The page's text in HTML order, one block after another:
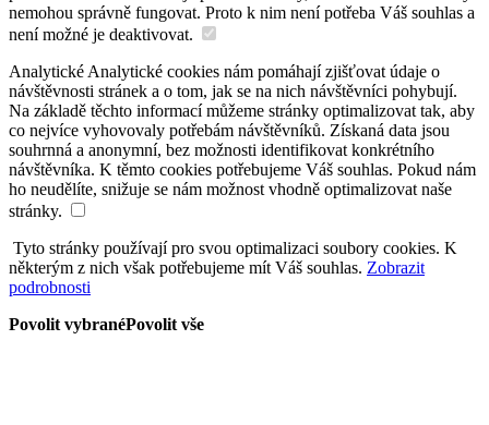
nemohou správně fungovat. Proto k nim není potřeba Váš souhlas a
není možné je deaktivovat.
Analytické Analytické cookies nám pomáhají zjišťovat údaje o
návštěvnosti stránek a o tom, jak se na nich návštěvníci pohybují.
Na základě těchto informací můžeme stránky optimalizovat tak, aby
co nejvíce vyhovovaly potřebám návštěvníků. Získaná data jsou
souhrnná a anonymní, bez možnosti identifikovat konkrétního
návštěvníka. K těmto cookies potřebujeme Váš souhlas. Pokud nám
ho neudělíte, snižuje se nám možnost vhodně optimalizovat naše
stránky.
Tyto stránky používají pro svou optimalizaci soubory cookies. K
některým z nich však potřebujeme mít Váš souhlas. Zobrazit
podrobnosti
Povolit vybranéPovolit vše